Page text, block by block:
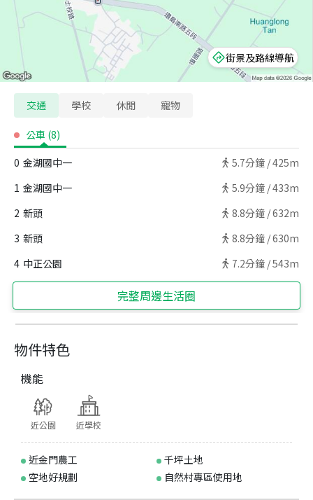
物件特色
機能
近公園 近學校
近金門農工
千坪土地
空地好規劃
自然村專區使用地
街景及路線導航
交通 學校 休閒 寵物
公車 (8)
0 金湖國中一 5.7分鐘 /425m
1 金湖國中一 5.9分鐘 /433m
2 新頭 8.8分鐘 /632m
3 新頭 8.8分鐘 /630m
4 中正公園 7.2分鐘 /543m
完整周邊生活圈